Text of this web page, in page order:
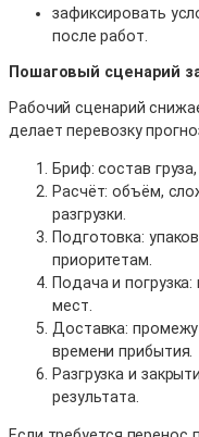
зафиксировать
после работ.
Пошаговый сценарий
Рабочий сценарий
делает перевозку
Бриф: состав
Расчёт: объём,
разгрузки.
Подготовка:
приоритетам.
Подача и
мест.
Доставка:
времени прибытия.
Разгрузка и
результата.